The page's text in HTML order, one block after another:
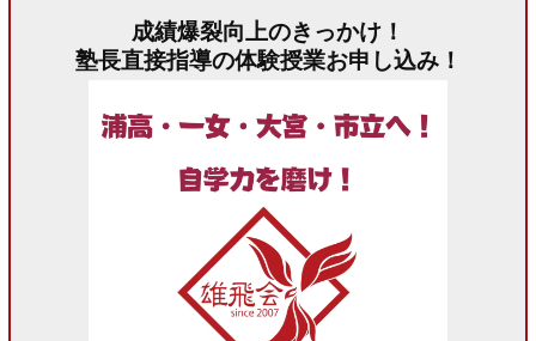
成績爆裂向上のきっかけ！
塾長直接指導の体験授業お申し込み！